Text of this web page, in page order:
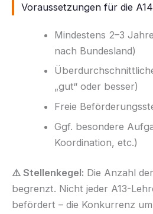
Voraussetzungen für die
Mindestens 2–3
nach Bundesland)
„gut“ oder besser)
Freie
Ggf. besondere
Koordination, etc.)
⚠️ Stellenkegel: Die Anzahl
begrenzt. Nicht jeder A13-
befördert – die Konkurrenz